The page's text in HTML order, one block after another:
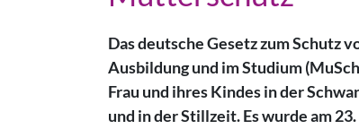
Das deutsche Gesetz zum Schutz
Ausbildung und im Studium
Frau und ihres Kindes in der
und in der Stillzeit. Es wurde am